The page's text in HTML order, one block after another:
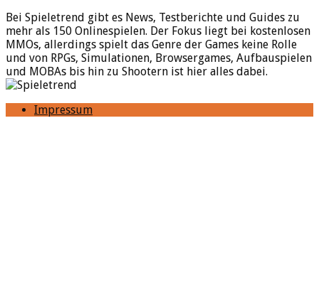
Bei Spieletrend gibt es News, Testberichte und Guides zu
mehr als 150 Onlinespielen. Der Fokus liegt bei kostenlosen
MMOs, allerdings spielt das Genre der Games keine Rolle
und von RPGs, Simulationen, Browsergames, Aufbauspielen
und MOBAs bis hin zu Shootern ist hier alles dabei.
Impressum